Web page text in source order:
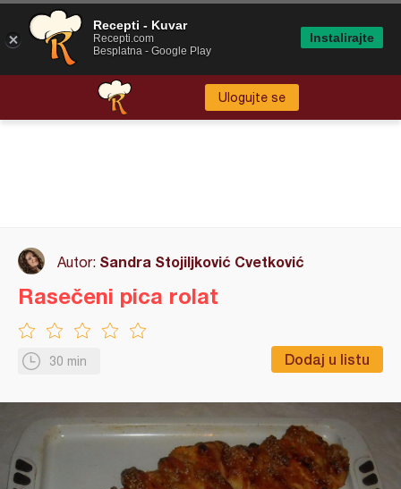
Ulogujte se
Autor: Sandra Stojiljković Cvetković
30 min Dodaj u listu
Rasečeni pica rolat
Recepti - Kuvar
Recepti.com
Besplatna - Google Play
Instalirajte